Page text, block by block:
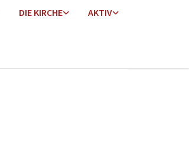
DIE KIRCHE AKTIV